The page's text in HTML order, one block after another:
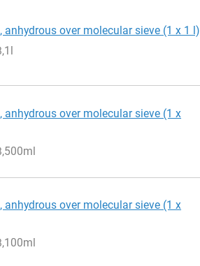
anhydrous over molecular sieve (1 x 1 l)
anhydrous over molecular sieve (1 x
anhydrous over molecular sieve (1 x